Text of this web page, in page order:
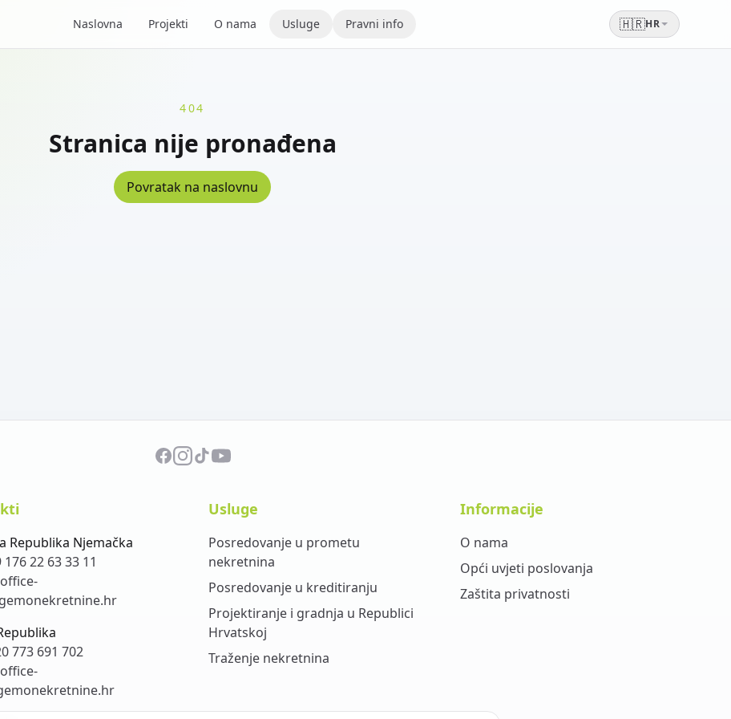
Naslovna Projekti O nama Usluge Pravni info 🇭🇷HR
404
Stranica nije pronađena
Povratak na naslovnu
Republika Njemačka
176 22 63 33 11
office-
773 691 702
office-
Usluge
Posredovanje u prometu
nekretnina
Posredovanje u kreditiranju
Projektiranje i gradnja u Republici
Hrvatskoj
Traženje nekretnina
Informacije
O nama
Opći uvjeti poslovanja
Zaštita privatnosti